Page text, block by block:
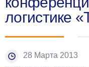
логистике
28 Марта 2013